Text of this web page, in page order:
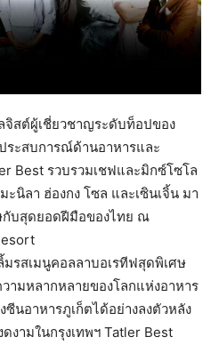
สต์ผู้เชี่ยวชาญระดับท็อปของ
ระสบการณ์ด้านอาหารและ
Best รวบรวมเชฟและมิกซ์โซโล
นิลา ฮ่องกง โซล และเซินเจิ้น มา
กับสุดยอดฝีมือของไทย ณ
รสเมนูคอลลาบอเรทีฟสุดพิเศษ
ามหลากหลายของโลกแห่งอาหาร
ซีนอาหารภูเก็ตได้อย่างลงตัวหลัง
งามในกรุงเทพฯ Tatler Best